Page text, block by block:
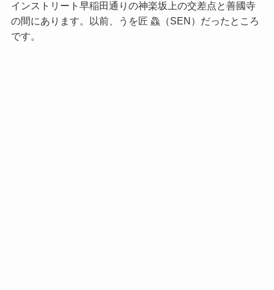
インストリート早稲田通りの神楽坂上の交差点と善國寺
の間にあります。以前、うを匠 鱻（SEN）だったところ
です。